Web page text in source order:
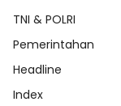
TNI & POLRI
Pemerintahan
Headline
Index